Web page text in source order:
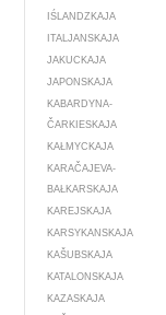
IŚLANDZKAJA
ITALJANSKAJA
JAKUCKAJA
JAPONSKAJA
KABARDYNA-
ČARKIESKAJA
KAŁMYCKAJA
KARAČAJEVA-
BAŁKARSKAJA
KAREJSKAJA
KARSYKANSKAJA
KAŠUBSKAJA
KATALONSKAJA
KAZASKAJA